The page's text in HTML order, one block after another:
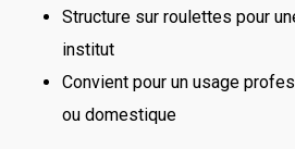
Structure sur roulettes pour
institut
Convient pour un usage
ou domestique